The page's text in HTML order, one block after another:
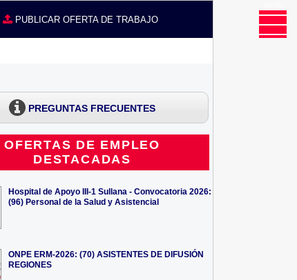
PUBLICAR OFERTA DE TRABAJO
PREGUNTAS FRECUENTES
OFERTAS DE EMPLEO
DESTACADAS
Hospital de Apoyo III-1 Sullana - Convocatoria 2026:
(96) Personal de la Salud y Asistencial
ONPE ERM-2026: (70) ASISTENTES DE DIFUSIÓN
REGIONES